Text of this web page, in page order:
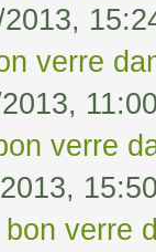
verre
verre
verre